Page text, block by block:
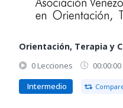
Orientación, Terapia y
0 Lecciones
Intermedio